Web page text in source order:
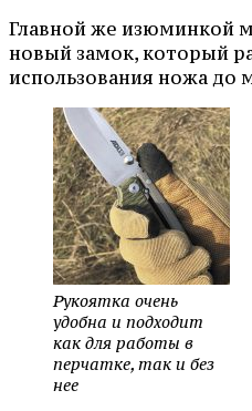
Главной же изюминкой
новый замок, который
использования ножа до
Рукоятка очень
удобна и подходит
как для работы в
перчатке, так и без
нее